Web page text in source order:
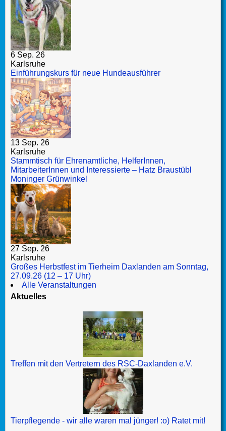
6 Sep. 26
Karlsruhe
Einführungskurs für neue Hundeausführer
13 Sep. 26
Karlsruhe
Stammtisch für Ehrenamtliche, HelferInnen,
MitarbeiterInnen und Interessierte – Hatz Braustübl
Moninger Grünwinkel
27 Sep. 26
Karlsruhe
Großes Herbstfest im Tierheim Daxlanden am Sonntag,
27.09.26 (12 – 17 Uhr)
Alle Veranstaltungen
Aktuelles
Treffen mit den Vertretern des RSC-Daxlanden e.V.
Tierpflegende - wir alle waren mal jünger! :o) Ratet mit!